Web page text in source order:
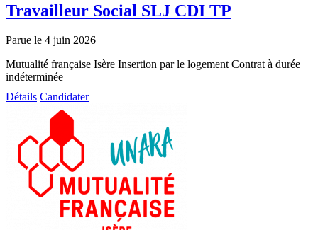
Travailleur Social SLJ CDI TP
Parue le 4 juin 2026
Mutualité française Isère Insertion par le logement Contrat à durée
indéterminée
Détails Candidater